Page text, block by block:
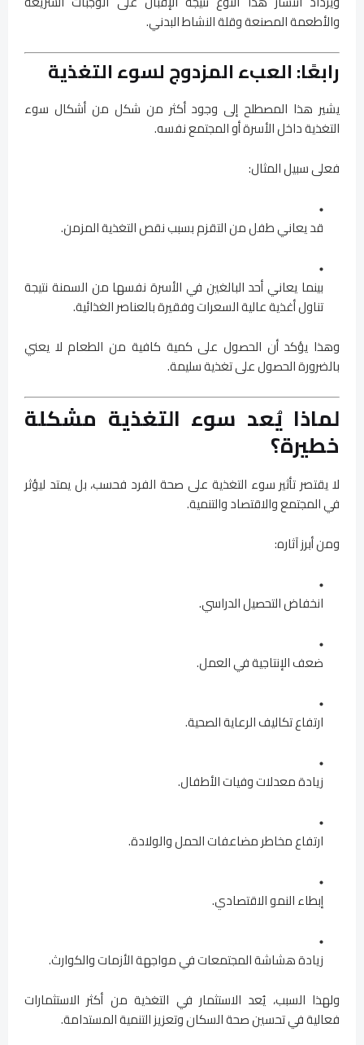
والأطعمة المصنعة وقلة النشاط البدني.
رابعًا: العبء المزدوج لسوء التغذية
يشير هذا المصطلح إلى وجود أكثر من شكل من أشكال سوء
التغذية داخل الأسرة أو المجتمع نفسه.
فعلى سبيل المثال:
قد يعاني طفل من التقزم بسبب نقص التغذية المزمن.
بينما يعاني أحد البالغين في الأسرة نفسها من السمنة نتيجة
تناول أغذية عالية السعرات وفقيرة بالعناصر الغذائية.
وهذا يؤكد أن الحصول على كمية كافية من الطعام لا يعني
بالضرورة الحصول على تغذية سليمة.
لماذا يُعد سوء التغذية مشكلة
خطيرة؟
لا يقتصر تأثير سوء التغذية على صحة الفرد فحسب، بل يمتد ليؤثر
في المجتمع والاقتصاد والتنمية.
ومن أبرز آثاره:
انخفاض التحصيل الدراسي.
ضعف الإنتاجية في العمل.
ارتفاع تكاليف الرعاية الصحية.
زيادة معدلات وفيات الأطفال.
ارتفاع مخاطر مضاعفات الحمل والولادة.
إبطاء النمو الاقتصادي.
زيادة هشاشة المجتمعات في مواجهة الأزمات والكوارث.
ولهذا السبب، يُعد الاستثمار في التغذية من أكثر الاستثمارات
فعالية في تحسين صحة السكان وتعزيز التنمية المستدامة.